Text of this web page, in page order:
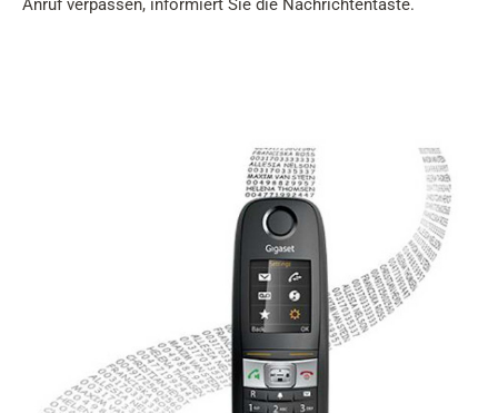
Anruf verpassen, informiert Sie die Nachrichtentaste.